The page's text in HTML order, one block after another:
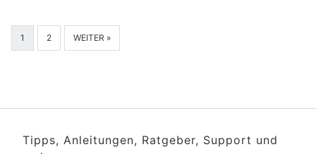
1 2 WEITER »
Tipps, Anleitungen, Ratgeber, Support und